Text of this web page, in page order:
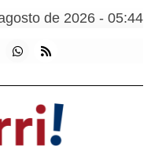
de 2026 - 05:44